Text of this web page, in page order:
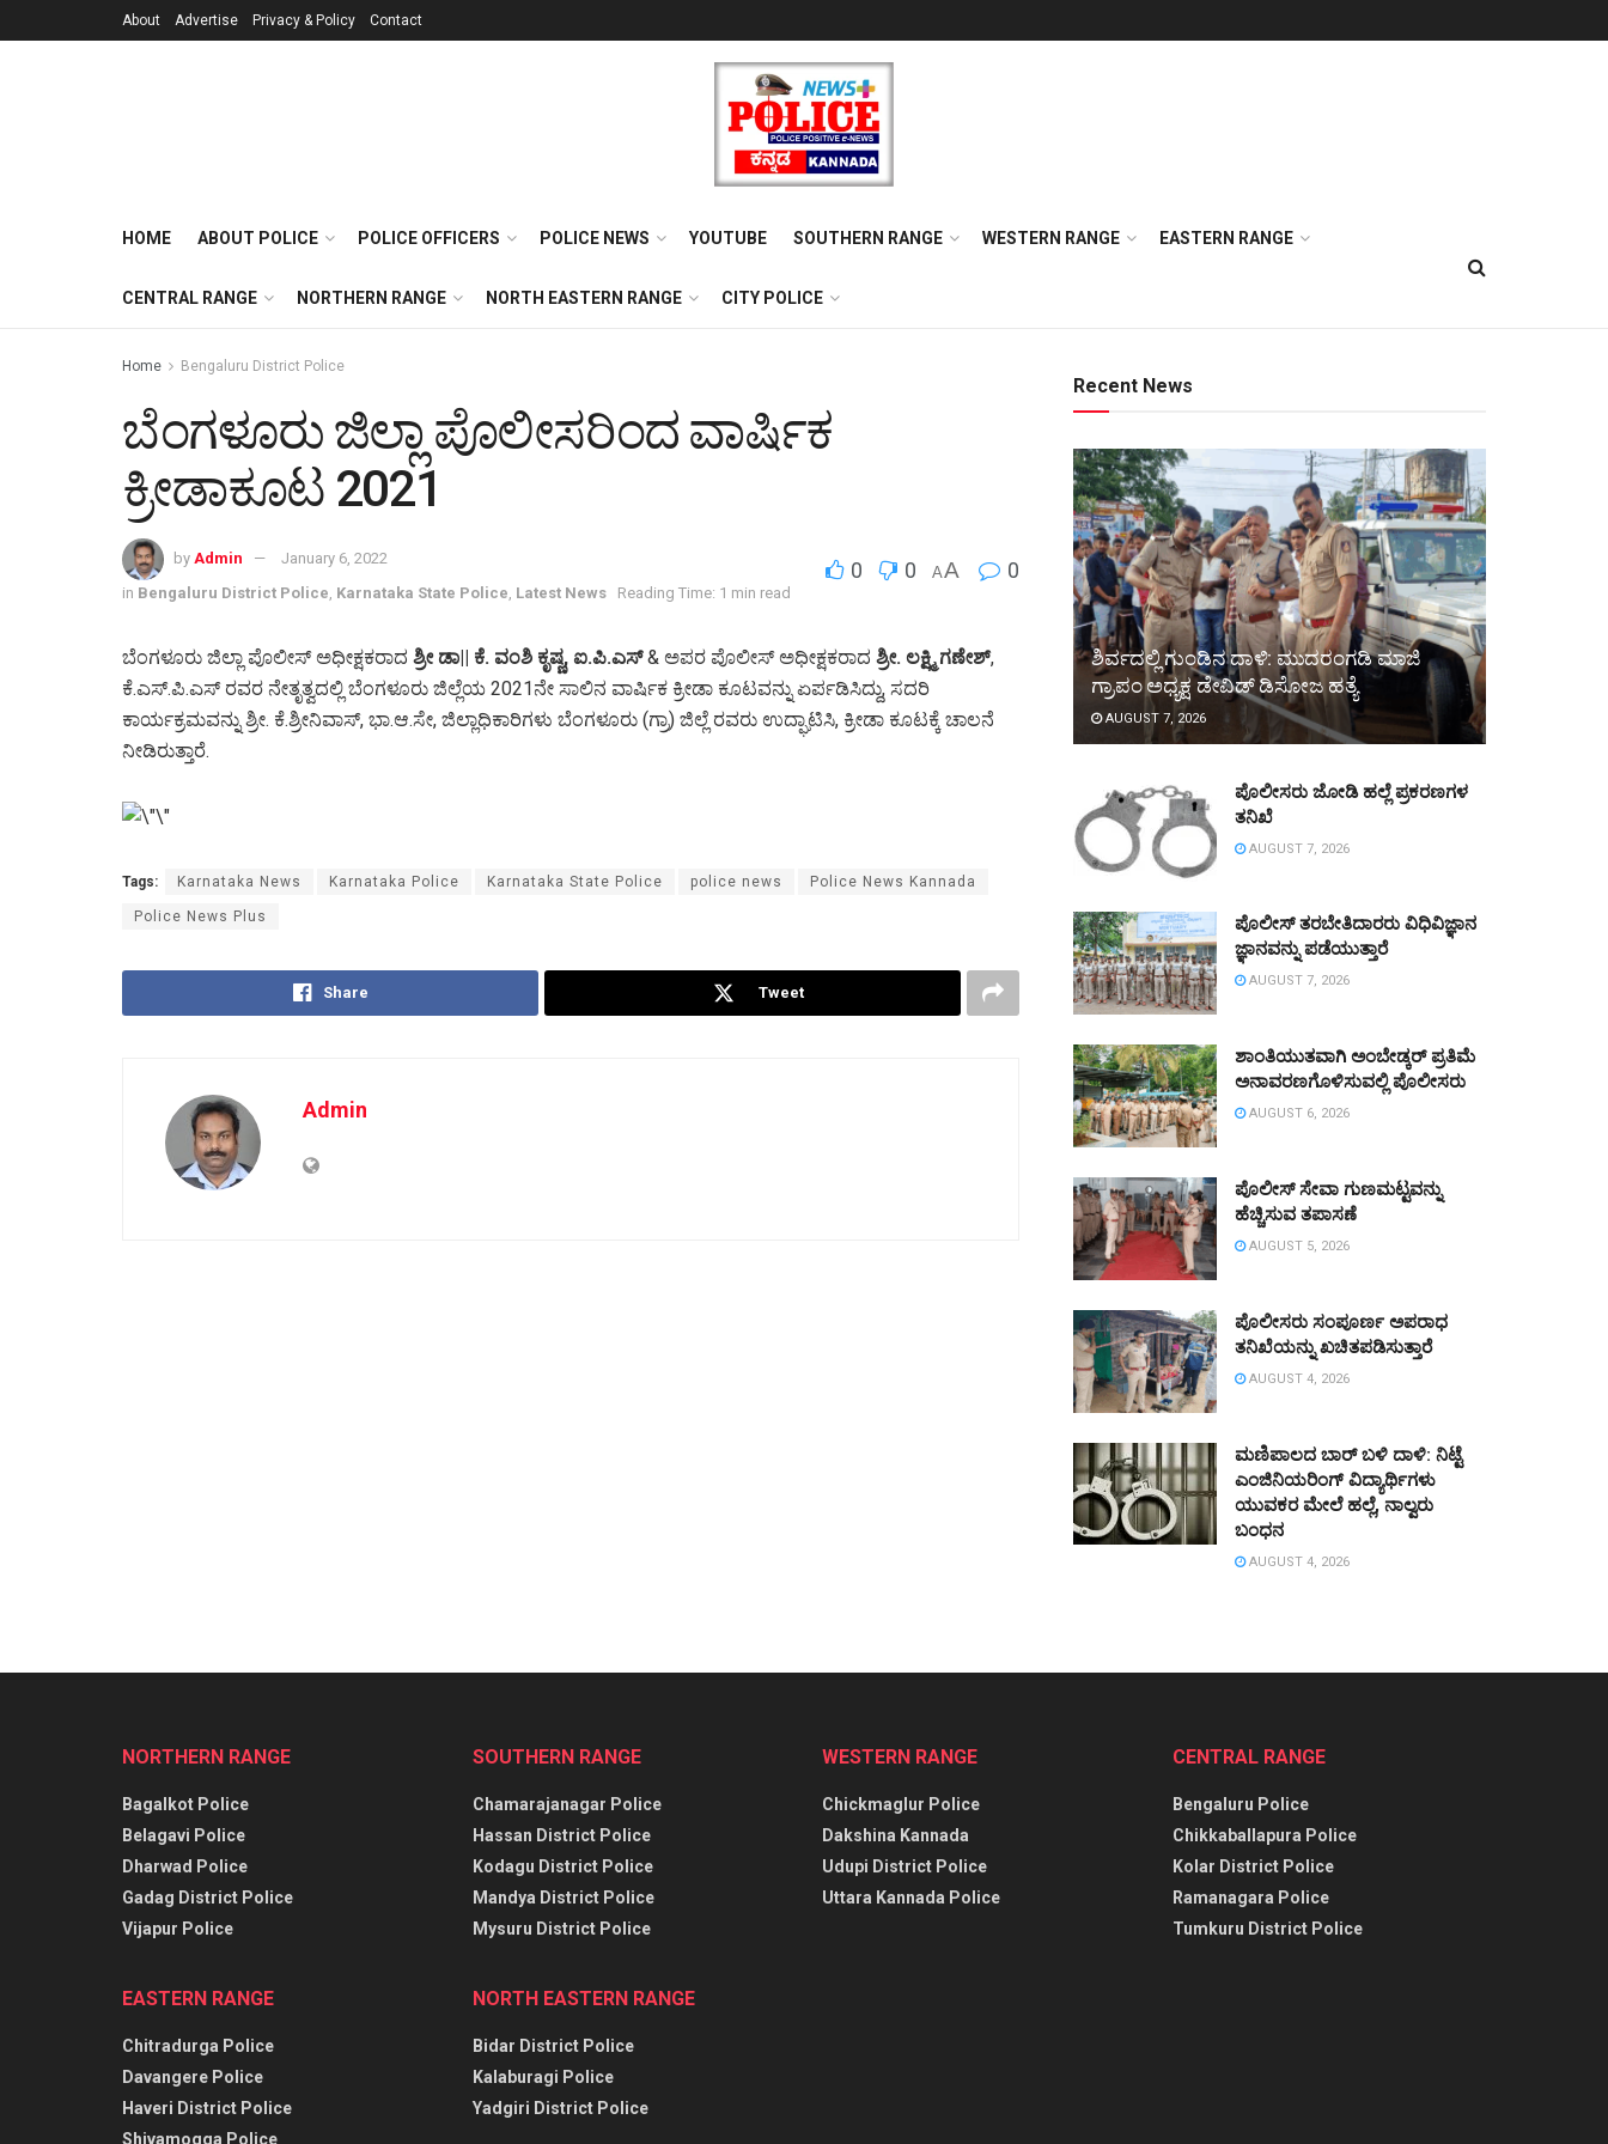
About Advertise Privacy & Policy Contact
HOME ABOUT POLICE POLICE OFFICERS POLICE NEWS YOUTUBE SOUTHERN RANGE WESTERN RANGE EASTERN RANGE
CENTRAL RANGE NORTHERN RANGE NORTH EASTERN RANGE CITY POLICE
Home Bengaluru District Police
ಬೆಂಗಳೂರು ಜಿಲ್ಲಾ ಪೊಲೀಸರಿಂದ ವಾರ್ಷಿಕ
ಕ್ರೀಡಾಕೂಟ 2021
by Admin
January 6, 2022
in Bengaluru District Police Karnataka State Police Latest News Reading Time: 1 min read
0 0 AA 0
ಬೆಂಗಳೂರು ಜಿಲ್ಲಾ ಪೊಲೀಸ್ ಅಧೀಕ್ಷಕರಾದ ಶ್ರೀ ಡಾ|| ಕೆ. ವಂಶಿ ಕೃಷ್ಣ, ಐ.ಪಿ.ಎಸ್& ಅಪರ ಪೊಲೀಸ್ ಅಧೀಕ್ಷಕರಾದ ಶ್ರೀ. ಲಕ್ಷ್ಮಿ ಗಣೇಶ್,
ಕೆ.ಎಸ್.ಪಿ.ಎಸ್ ರವರ ನೇತೃತ್ವದಲ್ಲಿ ಬೆಂಗಳೂರು ಜಿಲ್ಲೆಯ 2021ನೇ ಸಾಲಿನ ವಾರ್ಷಿಕ ಕ್ರೀಡಾ ಕೂಟವನ್ನು ಏರ್ಪಡಿಸಿದ್ದು, ಸದರಿ
ಕಾರ್ಯಕ್ರಮವನ್ನು ಶ್ರೀ. ಕೆ.ಶ್ರೀನಿವಾಸ್, ಭಾ.ಆ.ಸೇ, ಜಿಲ್ಲಾಧಿಕಾರಿಗಳು ಬೆಂಗಳೂರು (ಗ್ರಾ) ಜಿಲ್ಲೆ ರವರು ಉದ್ಘಾಟಿಸಿ, ಕ್ರೀಡಾ ಕೂಟಕ್ಕೆ ಚಾಲನೆ
ನೀಡಿರುತ್ತಾರೆ.
Tags: Karnataka News Karnataka Police Karnataka State Police police news Police News Kannada
Police News Plus
Share Tweet
Admin
Recent News
ಶಿರ್ವದಲ್ಲಿ ಗುಂಡಿನ ದಾಳಿ: ಮುದರಂಗಡಿ ಮಾಜಿ
ಗ್ರಾಪಂ ಅಧ್ಯಕ್ಷ ಡೇವಿಡ್ ಡಿಸೋಜ ಹತ್ಯೆ
AUGUST 7, 2026
ಪೊಲೀಸರು ಜೋಡಿ ಹಲ್ಲೆ ಪ್ರಕರಣಗಳ
ತನಿಖೆ
AUGUST 7, 2026
ಪೊಲೀಸ್ ತರಬೇತಿದಾರರು ವಿಧಿವಿಜ್ಞಾನ
ಜ್ಞಾನವನ್ನು ಪಡೆಯುತ್ತಾರೆ
AUGUST 7, 2026
ಶಾಂತಿಯುತವಾಗಿ ಅಂಬೇಡ್ಕರ್ ಪ್ರತಿಮೆ
ಅನಾವರಣಗೊಳಿಸುವಲ್ಲಿ ಪೊಲೀಸರು
AUGUST 6, 2026
ಪೊಲೀಸ್ ಸೇವಾ ಗುಣಮಟ್ಟವನ್ನು
ಹೆಚ್ಚಿಸುವ ತಪಾಸಣೆ
AUGUST 5, 2026
ಪೊಲೀಸರು ಸಂಪೂರ್ಣ ಅಪರಾಧ
ತನಿಖೆಯನ್ನು ಖಚಿತಪಡಿಸುತ್ತಾರೆ
AUGUST 4, 2026
ಮಣಿಪಾಲದ ಬಾರ್ ಬಳಿ ದಾಳಿ: ನಿಟ್ಟೆ
ಎಂಜಿನಿಯರಿಂಗ್ ವಿದ್ಯಾರ್ಥಿಗಳು
ಯುವಕರ ಮೇಲೆ ಹಲ್ಲೆ, ನಾಲ್ವರು
ಬಂಧನ
AUGUST 4, 2026
NORTHERN RANGE
Bagalkot Police
Belagavi Police
Dharwad Police
Gadag District Police
Vijapur Police
EASTERN RANGE
Chitradurga Police
Davangere Police
Haveri District Police
Shivamogga Police
SOUTHERN RANGE
Chamarajanagar Police
Hassan District Police
Kodagu District Police
Mandya District Police
Mysuru District Police
NORTH EASTERN RANGE
Bidar District Police
Kalaburagi Police
Yadgiri District Police
WESTERN RANGE
Chickmaglur Police
Dakshina Kannada
Udupi District Police
Uttara Kannada Police
CENTRAL RANGE
Bengaluru Police
Chikkaballapura Police
Kolar District Police
Ramanagara Police
Tumkuru District Police